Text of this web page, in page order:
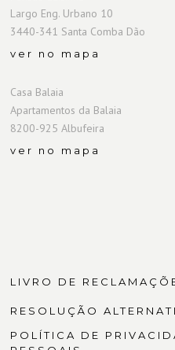
Largo Eng. Urbano 10
3440-341 Santa Comba Dão
ver no mapa
Casa Balaia
Apartamentos da Balaia
8200-925 Albufeira
ver no mapa
LIVRO DE
RESOLUÇÃO
POLÍTICA DE